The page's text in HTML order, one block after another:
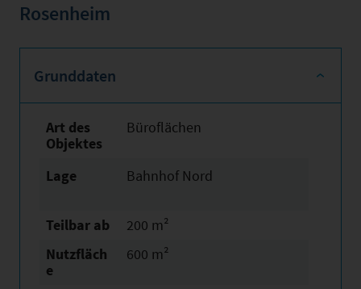
Rosenheim
Grunddaten
Art des
Objektes
Büroflächen
Lage Bahnhof Nord
Teilbar ab
200 m²
Nutzfläch
e
600 m²